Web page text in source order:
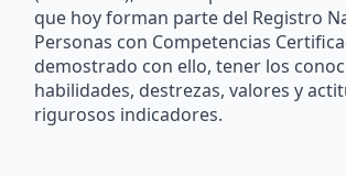
que hoy forman parte del Registro
Personas con Competencias
demostrado con ello, tener los
habilidades, destrezas, valores y
rigurosos indicadores.